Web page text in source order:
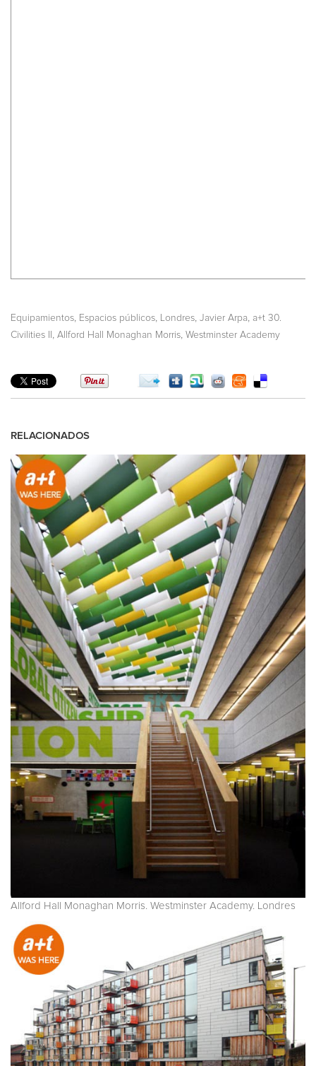
Equipamientos Espacios públicos Londres Javier Arpa
a+t 30.
Civilities II
Allford Hall Monaghan Morris Westminster Academy
RELACIONADOS
Allford Hall Monaghan Morris. Westminster Academy. Londres